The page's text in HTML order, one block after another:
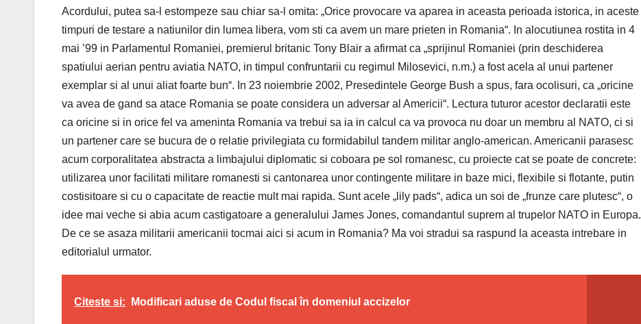
Acordului, putea sa-l estompeze sau chiar sa-l omita: „Orice provocare va aparea in aceasta perioada istorica, in aceste
timpuri de testare a natiunilor din lumea libera, vom sti ca avem un mare prieten in Romania“. In alocutiunea rostita in 4
mai ’99 in Parlamentul Romaniei, premierul britanic Tony Blair a afirmat ca „sprijinul Romaniei (prin deschiderea
spatiului aerian pentru aviatia NATO, in timpul confruntarii cu regimul Milosevici, n.m.) a fost acela al unui partener
exemplar si al unui aliat foarte bun“. In 23 noiembrie 2002, Presedintele George Bush a spus, fara ocolisuri, ca „oricine
va avea de gand sa atace Romania se poate considera un adversar al Americii“. Lectura tuturor acestor declaratii este
ca oricine si in orice fel va ameninta Romania va trebui sa ia in calcul ca va provoca nu doar un membru al NATO, ci si
un partener care se bucura de o relatie privilegiata cu formidabilul tandem militar anglo-american. Americanii parasesc
acum corporalitatea abstracta a limbajului diplomatic si coboara pe sol romanesc, cu proiecte cat se poate de concrete:
utilizarea unor facilitati militare romanesti si cantonarea unor contingente militare in baze mici, flexibile si flotante, putin
costisitoare si cu o capacitate de reactie mult mai rapida. Sunt acele „lily pads“, adica un soi de „frunze care plutesc“, o
idee mai veche si abia acum castigatoare a generalului James Jones, comandantul suprem al trupelor NATO in Europa.
De ce se asaza militarii americanii tocmai aici si acum in Romania? Ma voi stradui sa raspund la aceasta intrebare in
editorialul urmator.
Citeste si: Modificari aduse de Codul fiscal în domeniul accizelor